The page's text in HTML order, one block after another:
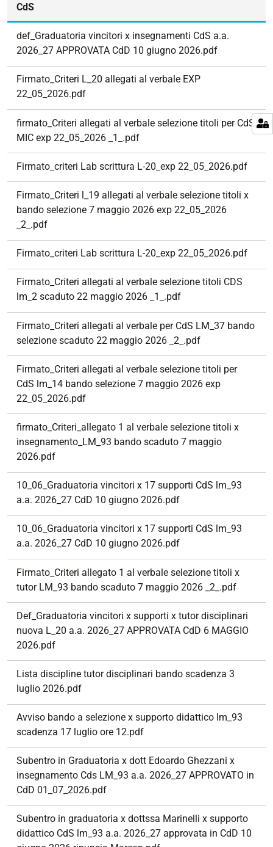
CdS
def_Graduatoria vincitori x insegnamenti CdS a.a.
2026_27 APPROVATA CdD 10 giugno 2026.pdf
Firmato_Criteri L_20 allegati al verbale EXP
22_05_2026.pdf
firmato_Criteri allegati al verbale selezione titoli per CdS
MIC exp 22_05_2026 _1_.pdf
Firmato_criteri Lab scrittura L-20_exp 22_05_2026.pdf
Firmato_Criteri l_19 allegati al verbale selezione titoli x
bando selezione 7 maggio 2026 exp 22_05_2026
_2_.pdf
Firmato_criteri Lab scrittura L-20_exp 22_05_2026.pdf
Firmato_Criteri allegati al verbale selezione titoli CDS
lm_2 scaduto 22 maggio 2026 _1_.pdf
Firmato_Criteri allegati al verbale per CdS LM_37 bando
selezione scaduto 22 maggio 2026 _2_.pdf
Firmato_Criteri allegati al verbale selezione titoli per
CdS lm_14 bando selezione 7 maggio 2026 exp
22_05_2026.pdf
firmato_Criteri_allegato 1 al verbale selezione titoli x
insegnamento_LM_93 bando scaduto 7 maggio
2026.pdf
10_06_Graduatoria vincitori x 17 supporti CdS lm_93
a.a. 2026_27 CdD 10 giugno 2026.pdf
10_06_Graduatoria vincitori x 17 supporti CdS lm_93
a.a. 2026_27 CdD 10 giugno 2026.pdf
Firmato_Criteri allegato 1 al verbale selezione titoli x
tutor LM_93 bando scaduto 7 maggio 2026 _2_.pdf
Def_Graduatoria vincitori x supporti x tutor disciplinari
nuova L_20 a.a. 2026_27 APPROVATA CdD 6 MAGGIO
2026.pdf
Lista discipline tutor disciplinari bando scadenza 3
luglio 2026.pdf
Avviso bando a selezione x supporto didattico lm_93
scadenza 17 luglio ore 12.pdf
Subentro in Graduatoria x dott Edoardo Ghezzani x
insegnamento Cds LM_93 a.a. 2026_27 APPROVATO in
CdD 01_07_2026.pdf
Subentro in graduatoria x dottssa Marinelli x supporto
didattico CdS lm_93 a.a. 2026_27 approvata in CdD 10